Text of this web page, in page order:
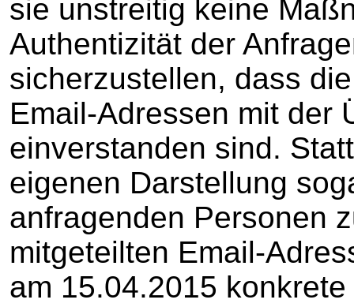
sie unstreitig keine
Authentizität der
sicherzustellen, dass
Email-Adressen mit der
einverstanden sind.
eigenen Darstellung
anfragenden Personen
mitgeteilten Email-
am 15.04.2015